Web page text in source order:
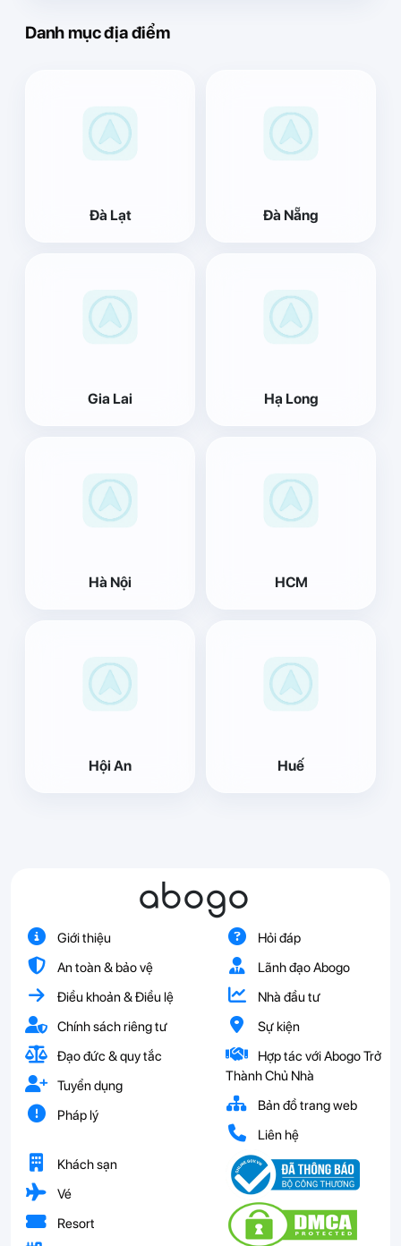
Danh mục địa điểm
Đà Lạt Đà Nẵng
Gia Lai Hạ Long
Hà Nội HCM
Hội An Huế
abogo
Giới thiệu
An toàn & bảo vệ
Điều khoản & Điều lệ
Chính sách riêng tư
Đạo đức & quy tắc
Tuyển dụng
Pháp lý
Hỏi đáp
Lãnh đạo Abogo
Nhà đầu tư
Sự kiện
Hợp tác với Abogo Trở
Thành Chủ Nhà
Bản đồ trang web
Liên hệ
Khách sạn
Vé
Resort